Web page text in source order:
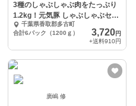
3種のしゃぶしゃぶ肉をたっぷり
1.2kg！元気豚 しゃぶしゃぶセッ
ト 千葉県香取郡多古町
合計6パック（1200ｇ）
3,720円
+送料910円
廣嶋 修